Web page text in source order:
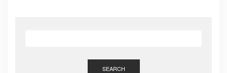
SEARCH